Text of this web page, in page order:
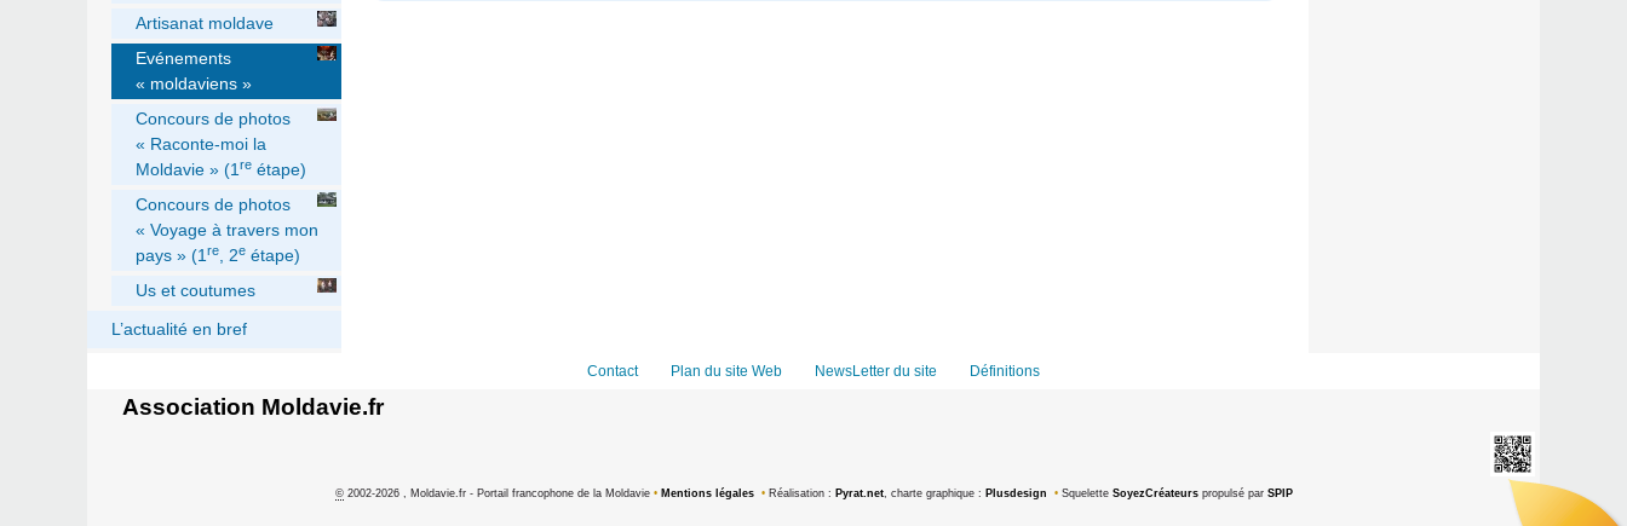
Artisanat moldave
Evénements
« moldaviens »
Concours de photos
« Raconte-moi la
Moldavie » (1re étape)
Concours de photos
« Voyage à travers mon
pays » (1re, 2e étape)
Us et coutumes
L’actualité en bref
Contact Plan du site Web NewsLetter du site Définitions
Association Moldavie.fr
©2002-2026 , Moldavie.fr - Portail francophone de la Moldavie • Mentions légales • Réalisation : Pyrat.net, charte graphique : Plusdesign •Squelette SoyezCréateurspropulsé par SPIP